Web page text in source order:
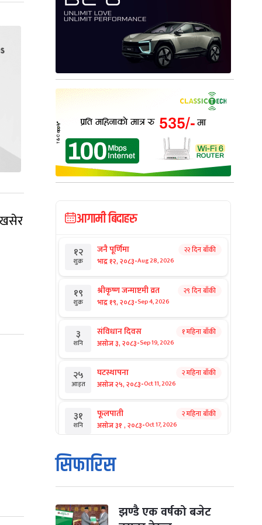
खसेर आगामी बिदाहरु
१२
शुक्र
जनै पूर्णिमा
भाद्र १२, २०८३-Aug 28, 2026
२२ दिन बाँकी
१९
शुक्र
श्रीकृष्ण जन्माष्टमी व्रत
भाद्र १९, २०८३-Sep 4, 2026
२९ दिन बाँकी
३
शनि
संविधान दिवस
असोज ३, २०८३-Sep 19, 2026
१ महिना बाँकी
२५
आइत
घटस्थापना
असोज २५, २०८३-Oct 11, 2026
२ महिना बाँकी
३१
शनि
फूलपाती
असोज ३१ , २०८३-Oct 17, 2026
२ महिना बाँकी
१
आइत
कार्तिक सङ्क्रान्ति
कार्तिक १, २०८३
मंगल कार्तिक ३, २०८३ -Oct 20, 2026
सिफारिस
झण्डै एक वर्षको बजेट